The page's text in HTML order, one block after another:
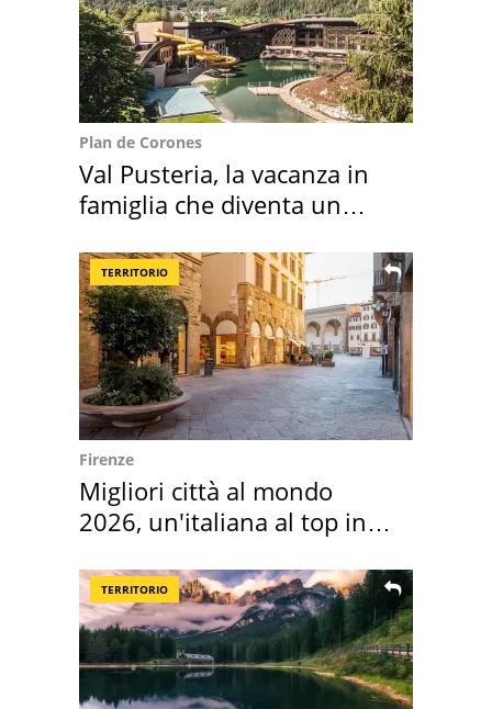
Plan de Corones
Val Pusteria, la vacanza in
famiglia che diventa un
TERRITORIO
Firenze
Migliori città al mondo
2026, un'italiana al top in
TERRITORIO